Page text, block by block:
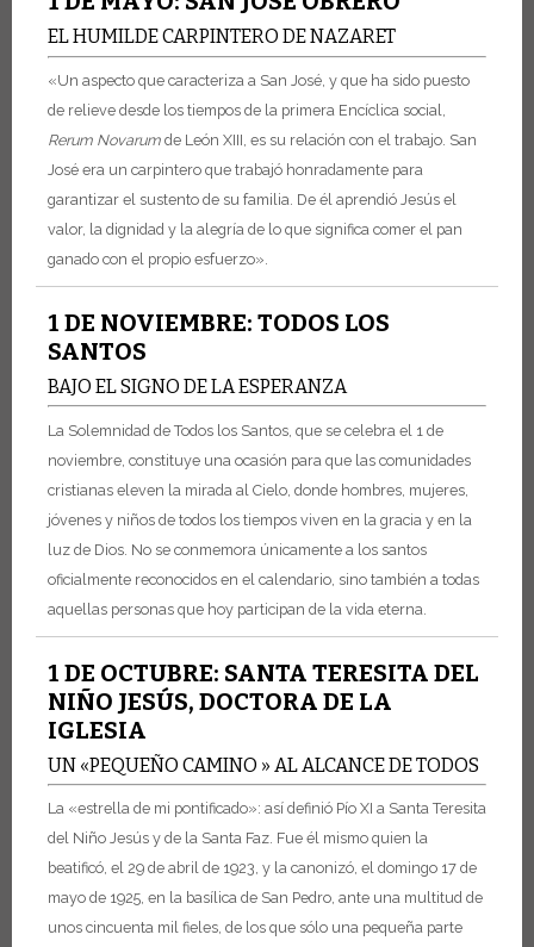
EL HUMILDE CARPINTERO DE NAZARET
«Un aspecto que caracteriza a San José, y que ha sido puesto
de relieve desde los tiempos de la primera Encíclica social,
Rerum Novarum de León XIII, es su relación con el trabajo. San
José era un carpintero que trabajó honradamente para
garantizar el sustento de su familia. De él aprendió Jesús el
valor, la dignidad y la alegría de lo que significa comer el pan
ganado con el propio esfuerzo».
1 DE NOVIEMBRE: TODOS LOS
SANTOS
BAJO EL SIGNO DE LA ESPERANZA
La Solemnidad de Todos los Santos, que se celebra el 1 de
noviembre, constituye una ocasión para que las comunidades
cristianas eleven la mirada al Cielo, donde hombres, mujeres,
jóvenes y niños de todos los tiempos viven en la gracia y en la
luz de Dios. No se conmemora únicamente a los santos
oficialmente reconocidos en el calendario, sino también a todas
aquellas personas que hoy participan de la vida eterna.
1 DE OCTUBRE: SANTA TERESITA DEL
NIÑO JESÚS, DOCTORA DE LA
IGLESIA
UN «PEQUEÑO CAMINO » AL ALCANCE DE TODOS
La «estrella de mi pontificado»: así definió Pío XI a Santa Teresita
del Niño Jesús y de la Santa Faz. Fue él mismo quien la
beatificó, el 29 de abril de 1923, y la canonizó, el domingo 17 de
mayo de 1925, en la basílica de San Pedro, ante una multitud de
unos cincuenta mil fieles, de los que sólo una pequeña parte